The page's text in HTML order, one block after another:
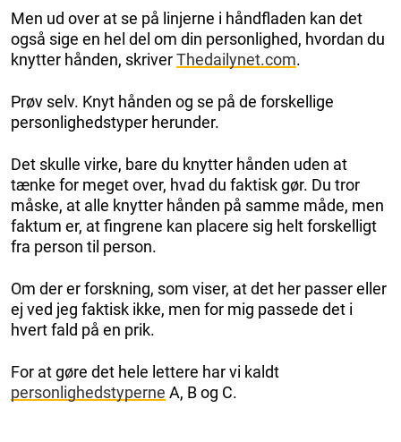
Men ud over at se på linjerne i håndfladen kan det
også sige en hel del om din personlighed, hvordan du
knytter hånden, skriverThedailynet.com.
Prøv selv. Knyt hånden og se på de forskellige
personlighedstyper herunder.
Det skulle virke, bare du knytter hånden uden at
tænke for meget over, hvad du faktisk gør. Du tror
måske, at alle knytter hånden på samme måde, men
faktum er, at fingrene kan placere sig helt forskelligt
fra person til person.
Om der er forskning, som viser, at det her passer eller
ej ved jeg faktisk ikke, men for mig passede det i
hvert fald på en prik.
For at gøre det hele lettere har vi kaldt
personlighedstyperne A, B og C.